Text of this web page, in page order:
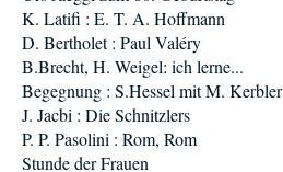
K. Latifi : E. T. A. Hoffmann
D. Bertholet : Paul Valéry
B.Brecht, H. Weigel: ich lerne...
Begegnung : S.Hessel mit M. Kerbler
J. Jacbi : Die Schnitzlers
P. P. Pasolini : Rom, Rom
Stunde der Frauen